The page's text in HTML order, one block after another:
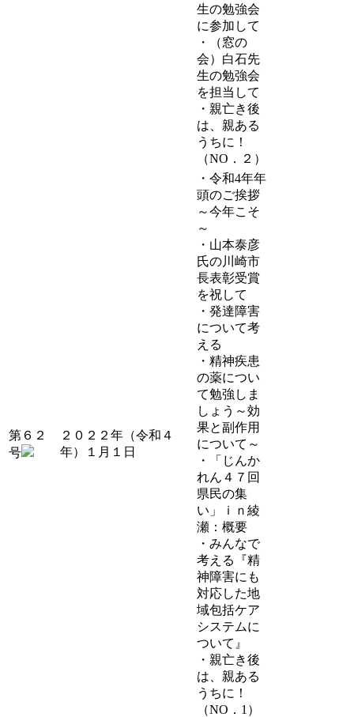
生の勉強会
に参加して
・（窓の
会）白石先
生の勉強会
を担当して
・親亡き後
は、親ある
うちに！
（NO．２）
第６２
号
２０２２年（令和４
年）１月１日
・令和4年年
頭のご挨拶
～今年こそ
～
・山本泰彦
氏の川崎市
長表彰受賞
を祝して
・発達障害
について考
える
・精神疾患
の薬につい
て勉強しま
しょう～効
果と副作用
について～
・「じんか
れん４７回
県民の集
い」ｉｎ綾
瀬：概要
・みんなで
考える『精
神障害にも
対応した地
域包括ケア
システムに
ついて』
・親亡き後
は、親ある
うちに！
（NO．1）